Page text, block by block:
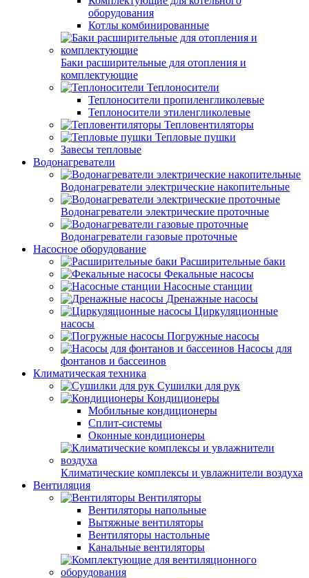
оборудования
Котлы комбинированные
Баки расширительные для отопления и
комплектующие
Теплоносители
Теплоносители пропиленгликолевые
Теплоносители этиленгликолевые
Тепловентиляторы
Тепловые пушки
Завесы тепловые
Водонагреватели
Водонагреватели электрические накопительные
Водонагреватели электрические проточные
Водонагреватели газовые проточные
Насосное оборудование
Расширительные баки
Фекальные насосы
Насосные станции
Дренажные насосы
Циркуляционные
насосы
Погружные насосы
Насосы для
фонтанов и бассеинов
Климатическая техника
Сушилки для рук
Кондиционеры
Мобильные кондиционеры
Сплит-системы
Оконные кондиционеры
Климатические комплексы и увлажнители воздуха
Вентиляция
Вентиляторы
Вентиляторы напольные
Вытяжные вентиляторы
Вентиляторы настольные
Канальные вентиляторы